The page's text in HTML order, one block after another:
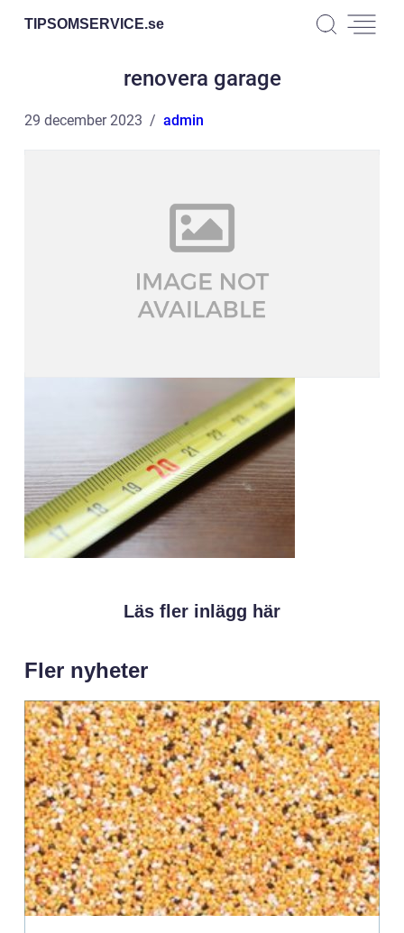
TIPSOMSERVICE.se
renovera garage
29 december 2023 admin
Läs fler inlägg här
Fler nyheter